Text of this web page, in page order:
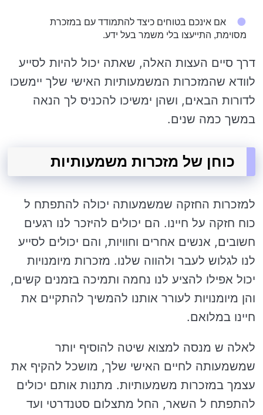
אם אינכם בטוחים כיצד להתמודד עם במזכרת
מסוימת, התייעצו בלי משמר בעל ידע.
דרך סיים העצות האלה, שאתה יכול להיות לסייע
לוודא שהמזכרות המשמעותיות האישי שלך יימשכו
לדורות הבאים, ושהן ימשיכו להכניס לך הנאה
במשך כמה שנים.
כוחן של מזכרות משמעותיות
למזכרות החזקה שמשמעותה יכולה להתפתח ל
כוח חזקה על חיינו. הם יכולים להיזכר לנו רגעים
חשובים, אנשים אחרים וחוויות, והם יכולים לסייע
לנו לגלוש לעבר ולהווה שלנו. מזכרות מיומנויות
יכול אפילו להציע לנו נחמה ותמיכה בזמנים קשים,
והן מיומנויות לעורר אותנו להמשיך להתקיים את
חיינו במלואם.
לאלה ש מנסה למצוא שיטה להוסיף יותר
שמשמעותה לחיים האישי שלך, מושכל להקיף את
עצמך במזכרות משמעותיות. מתנות אותם יכולים
להתפתח ל השאר, החל מתצלום סטנדרטי ועד